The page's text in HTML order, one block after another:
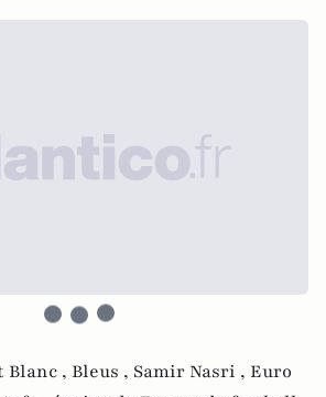
Blanc , Bleus , Samir Nasri , Euro